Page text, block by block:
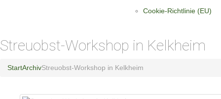
Cookie-Richtlinie (EU)
Streuobst-Workshop in Kelkheim
StartArchivStreuobst-Workshop in Kelkheim